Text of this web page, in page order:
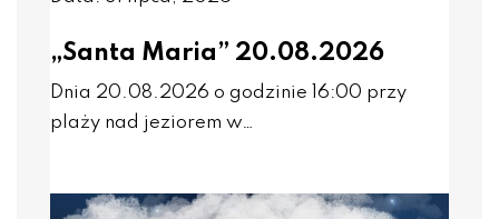
„Santa Maria” 20.08.2026
Dnia 20.08.2026 o godzinie 16:00 przy
plaży nad jeziorem w…